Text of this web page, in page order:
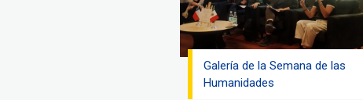
Galería de la Semana de las
Humanidades